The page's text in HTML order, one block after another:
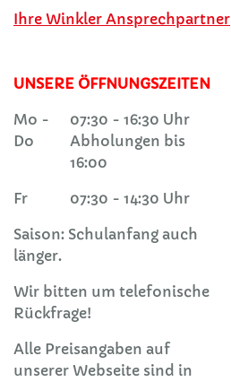
Ihre Winkler Ansprechpartner
UNSERE ÖFFNUNGSZEITEN
Mo -
Do
Fr
07:30 - 16:30 Uhr
Abholungen bis
16:00
07:30 - 14:30 Uhr
Saison: Schulanfang auch
länger.
Wir bitten um telefonische
Rückfrage!
Alle Preisangaben auf
unserer Webseite sind in